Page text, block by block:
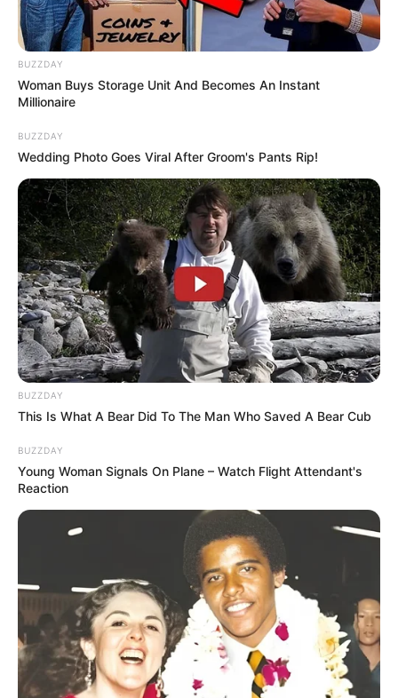
BUZZDAY
Woman Buys Storage Unit And Becomes An Instant
Millionaire
BUZZDAY
Wedding Photo Goes Viral After Groom's Pants Rip!
BUZZDAY
This Is What A Bear Did To The Man Who Saved A Bear Cub
BUZZDAY
Young Woman Signals On Plane – Watch Flight Attendant's
Reaction